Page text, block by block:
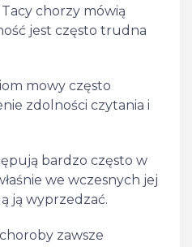
chorzy mówią
jest często trudna
mowy często
zdolności czytania i
bardzo często w
we wczesnych jej
ją wyprzedzać.
zawsze